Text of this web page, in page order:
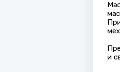
и